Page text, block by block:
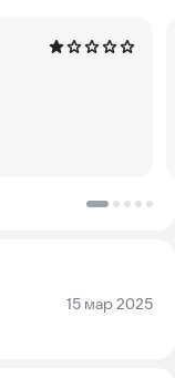
полную
Дата:
15 мар 2025